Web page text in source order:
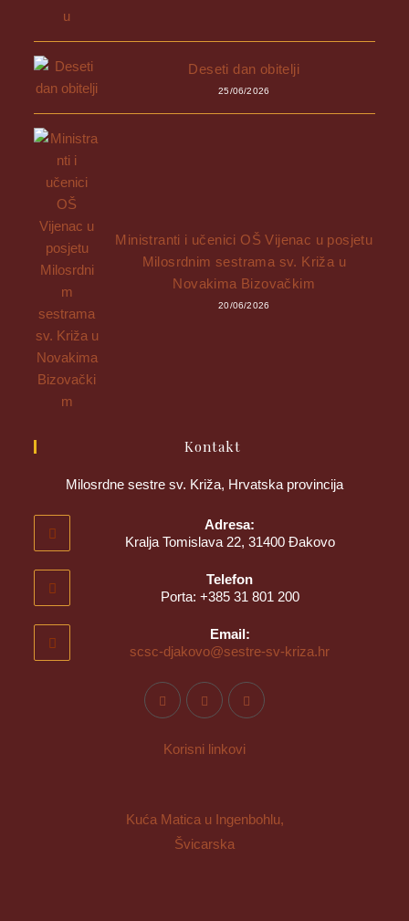
Deseti dan obitelji
25/06/2026
Ministranti i učenici OŠ Vijenac u posjetu
Milosrdnim sestrama sv. Križa u
Novakima Bizovačkim
20/06/2026
Kontakt
Milosrdne sestre sv. Križa, Hrvatska provincija
Adresa:
Kralja Tomislava 22, 31400 Đakovo
Telefon
Porta: +385 31 801 200
Email:
scsc-djakovo@sestre-sv-kriza.hr
Korisni linkovi
Kuća Matica u Ingenbohlu,
Švicarska